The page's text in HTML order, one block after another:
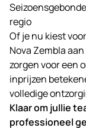
regio
Of je nu kiest
Nova Zembla
zorgen voor een
inprijzen
volledige
Klaar om jullie
professioneel